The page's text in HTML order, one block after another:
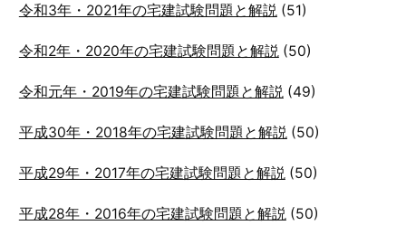
令和3年・2021年の宅建試験問題と解説 (51)
令和2年・2020年の宅建試験問題と解説 (50)
令和元年・2019年の宅建試験問題と解説 (49)
平成30年・2018年の宅建試験問題と解説 (50)
平成29年・2017年の宅建試験問題と解説 (50)
平成28年・2016年の宅建試験問題と解説 (50)